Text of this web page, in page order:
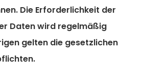
Die Erforderlichkeit der
Daten wird regelmäßig
gelten die gesetzlichen